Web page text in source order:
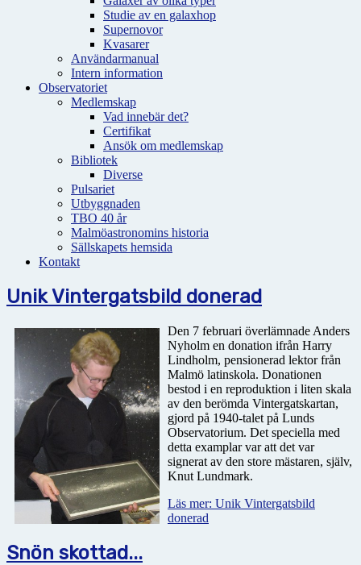
Studie av en galaxhop
Supernovor
Kvasarer
Användarmanual
Intern information
Observatoriet
Medlemskap
Vad innebär det?
Certifikat
Ansök om medlemskap
Bibliotek
Diverse
Pulsariet
Utbyggnaden
TBO 40 år
Malmöastronomins historia
Sällskapets hemsida
Kontakt
Unik Vintergatsbild donerad
Den 7 februari överlämnade Anders
Nyholm en donation ifrån Harry
Lindholm, pensionerad lektor från
Malmö latinskola. Donationen
bestod i en reproduktion i liten skala
av den berömda Vintergatskartan,
gjord på 1940-talet på Lunds
Observatorium. Det speciella med
detta examplar var att det var
signerat av den store mästaren, själv,
Knut Lundmark.
Läs mer: Unik Vintergatsbild
donerad
Snön skottad...